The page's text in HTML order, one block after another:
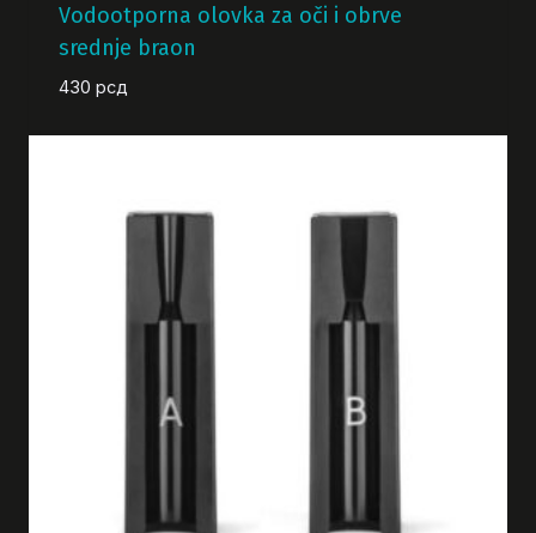
Vodootporna olovka za oči i obrve
srednje braon
430 рсд